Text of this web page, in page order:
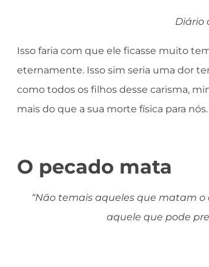
Diário
Isso faria com que ele ficasse muito
eternamente. Isso sim seria uma dor
como todos os filhos desse carisma,
mais do que a sua morte física para nós.
O pecado mata
“Não temais aqueles que matam
aquele que pode